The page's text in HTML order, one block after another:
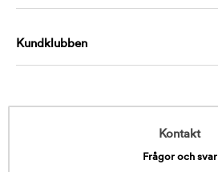
Kundklubben
Kontakt
Frågor och svar